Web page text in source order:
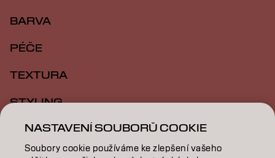
BARVA
PÉČE
TEXTURA
STYLING
INSPIRACE
NASTAVENÍ SOUBORŮ COOKIE
Soubory cookie používáme ke zlepšení vašeho